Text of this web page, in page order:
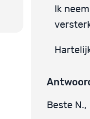
Ik neem
Beste N.,